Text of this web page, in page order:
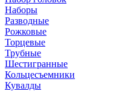
Наборы
Разводные
Рожковые
Торцевые
Трубные
Шестигранные
Кольцесъемники
Кувалды